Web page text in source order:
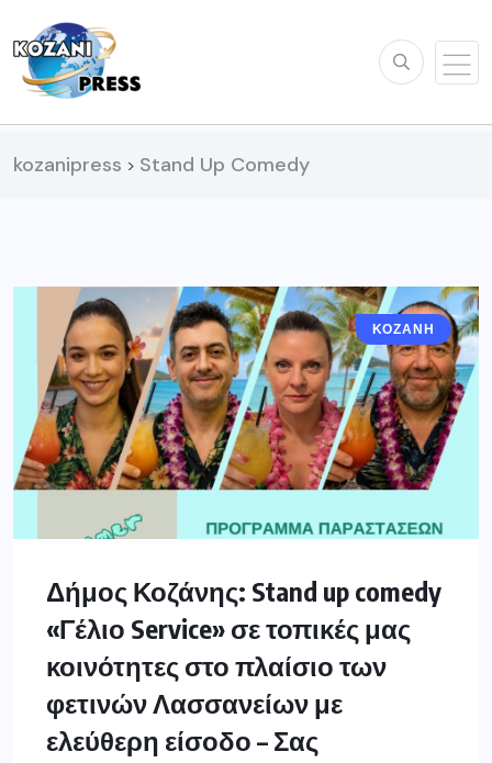
kozanipress > Stand Up Comedy
ΚΟΖΆΝΗ
Δήμος Κοζάνης: Stand up comedy
«Γέλιο Service» σε τοπικές μας
κοινότητες στο πλαίσιο των
φετινών Λασσανείων με
ελεύθερη είσοδο – Σας